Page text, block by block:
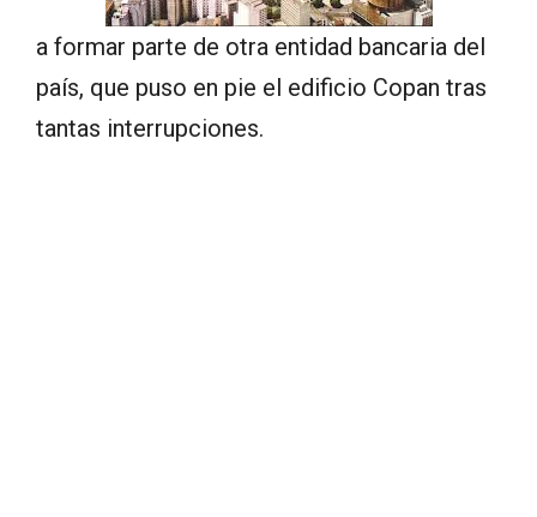
a formar parte de otra entidad bancaria del
país, que puso en pie el edificio Copan tras
tantas interrupciones.